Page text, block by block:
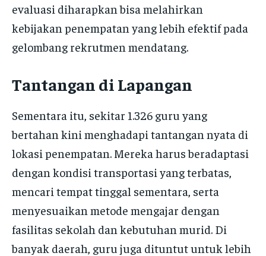
evaluasi diharapkan bisa melahirkan
kebijakan penempatan yang lebih efektif pada
gelombang rekrutmen mendatang.
Tantangan di Lapangan
Sementara itu, sekitar 1.326 guru yang
bertahan kini menghadapi tantangan nyata di
lokasi penempatan. Mereka harus beradaptasi
dengan kondisi transportasi yang terbatas,
mencari tempat tinggal sementara, serta
menyesuaikan metode mengajar dengan
fasilitas sekolah dan kebutuhan murid. Di
banyak daerah, guru juga dituntut untuk lebih